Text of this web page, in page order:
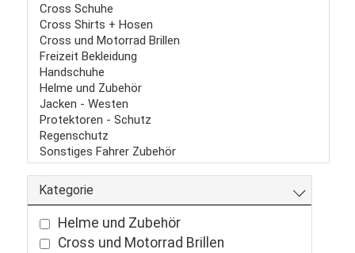
Cross Schuhe
Cross Shirts + Hosen
Cross und Motorrad Brillen
Freizeit Bekleidung
Handschuhe
Helme und Zubehör
Jacken - Westen
Protektoren - Schutz
Regenschutz
Sonstiges Fahrer Zubehör
Kategorie
Helme und Zubehör
Cross und Motorrad Brillen